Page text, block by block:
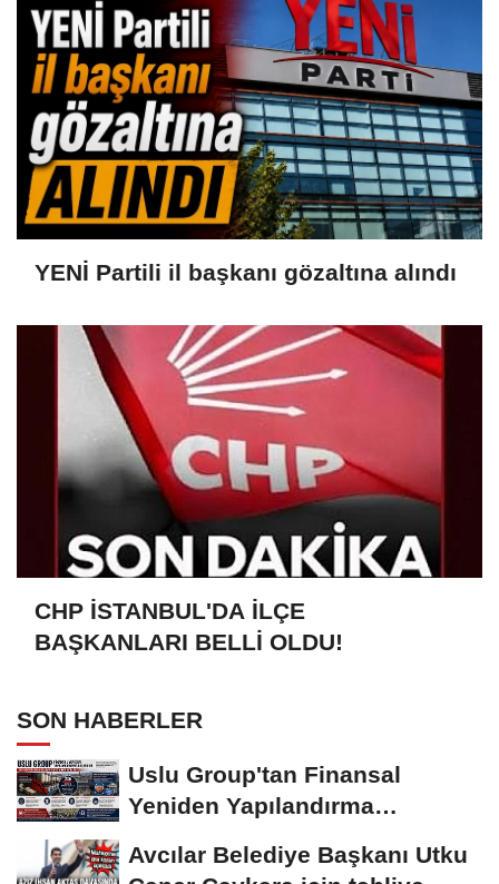
YENİ Partili il başkanı gözaltına alındı
CHP İSTANBUL'DA İLÇE
BAŞKANLARI BELLİ OLDU!
SON HABERLER
Uslu Group'tan Finansal
Yeniden Yapılandırma
Avcılar Belediye Başkanı Utku